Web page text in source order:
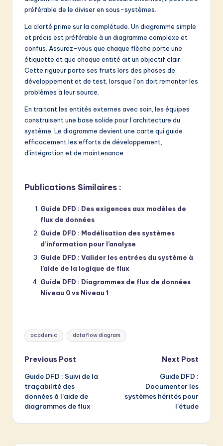
préférable de le diviser en sous-systèmes.
La clarté prime sur la complétude. Un diagramme simple
et précis est préférable à un diagramme complexe et
confus. Assurez-vous que chaque flèche porte une
étiquette et que chaque entité ait un objectif clair.
Cette rigueur porte ses fruits lors des phases de
développement et de test, lorsque l’on doit remonter les
problèmes à leur source.
En traitant les entités externes avec soin, les équipes
construisent une base solide pour l’architecture du
système. Le diagramme devient une carte qui guide
efficacement les efforts de développement,
d’intégration et de maintenance.
Publications Similaires :
Guide DFD : Des exigences aux modèles de
flux de données
Guide DFD : Modélisation des systèmes
d’information pour l’analyse
Guide DFD : Valider les entrées du système à
l’aide de la logique de flux
Guide DFD : Diagrammes de flux de données
Niveau 0 vs Niveau 1
Tags:
academic data flow diagram
Post
navigation
Previous Post
Guide DFD : Suivi de la
traçabilité des
données à l’aide de
diagrammes de flux
Next Post
Guide DFD :
Documenter les
systèmes hérités pour
l’étude